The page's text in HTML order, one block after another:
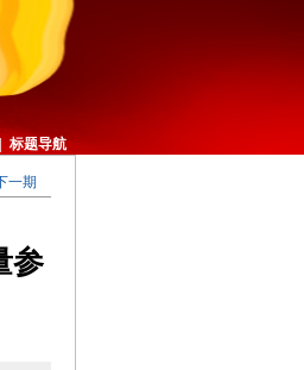
标题导航
一期
参